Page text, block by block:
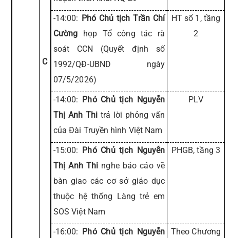
C
-14:00: Phó Chủ tịch Trần Chí
Cường họp Tổ công tác rà
soát CCN (Quyết định số
1992/QĐ-UBND ngày
07/5/2026)
HT số 1, tầng
2
-14:00: Phó Chủ tịch Nguyễn
Thị Anh Thi trả lời phỏng vấn
của Đài Truyền hình Việt Nam
PLV
-15:00: Phó Chủ tịch Nguyễn
Thị Anh Thi nghe báo cáo về
bàn giao các cơ sở giáo dục
thuộc hệ thống Làng trẻ em
SOS Việt Nam
PHGB, tầng 3
-16:00: Phó Chủ tịch Nguyễn
Theo Chương